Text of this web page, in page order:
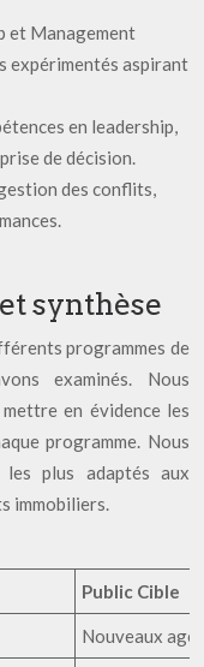
et Management
expérimentés aspirant
en leadership,
de décision.
des conflits,
synthèse
programmes de
examinés. Nous
en évidence les
programme. Nous
les plus adaptés aux
immobiliers.
Public Cible
Nouveaux